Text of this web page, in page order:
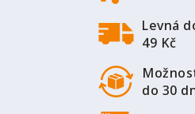
Levná
49 Kč
do 30